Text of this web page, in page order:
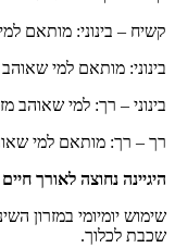
קשיח – בינוני: מותאם
בינוני: מותאם למי
בינוני – רך: למי שאוהב
רך – רך: מותאם למי
היגיינה נחוצה לאורך
שימוש יומיומי במזרון
שכבת לכלוך.